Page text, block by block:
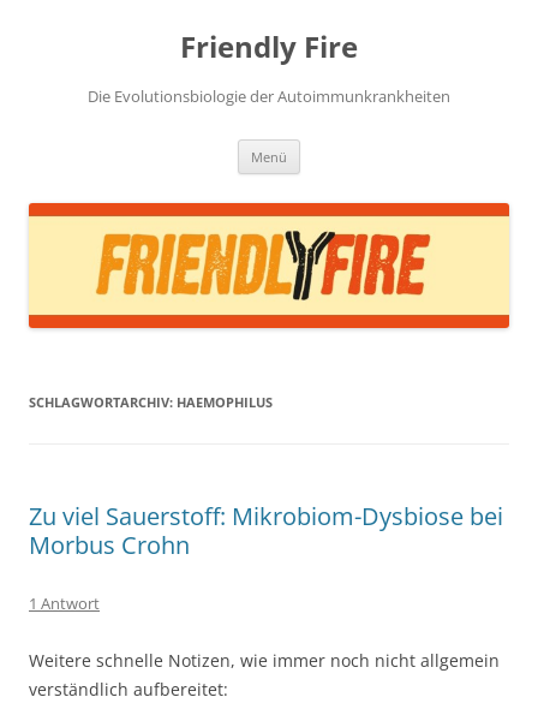
Friendly Fire
Die Evolutionsbiologie der Autoimmunkrankheiten
Menü
SCHLAGWORTARCHIV: HAEMOPHILUS
Zu viel Sauerstoff: Mikrobiom-Dysbiose bei
Morbus Crohn
1 Antwort
Weitere schnelle Notizen, wie immer noch nicht allgemein
verständlich aufbereitet: